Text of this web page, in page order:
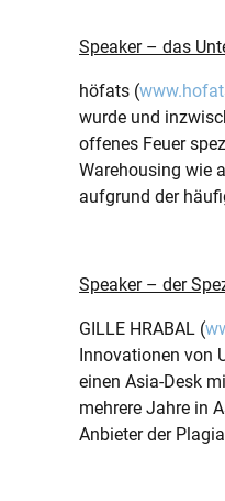
Speaker – das
höfats (
wurde und
offenes Feuer
Warehousing wie
aufgrund der
Speaker – der
GILLE HRABAL (
Innovationen von
einen Asia-Desk
mehrere Jahre in
Anbieter der